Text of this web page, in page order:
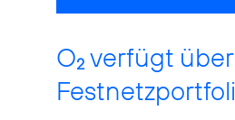
O2 verfügt